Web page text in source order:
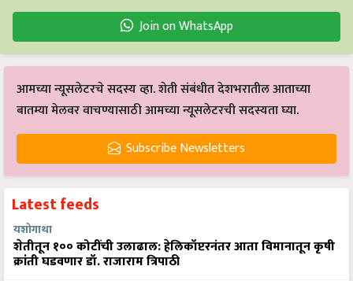
Join on WhatsApp
आमच्या न्यूसलेटरचे सदस्य व्हा. शेती संबंधीत देशभरातील आताच्या
बातम्या मेलवर वाचण्यासाठी आमच्या न्यूसलेटरची सदस्यता घ्या.
Subscribe Newsletters
Latest feeds
यशोगाथा
शेतीतून १०० कोटींची उलाढाल: हेलिकॉप्टरनंतर आता विमानातून कृषी
क्रांती घडवणार डॉ. राजाराम त्रिपाठी